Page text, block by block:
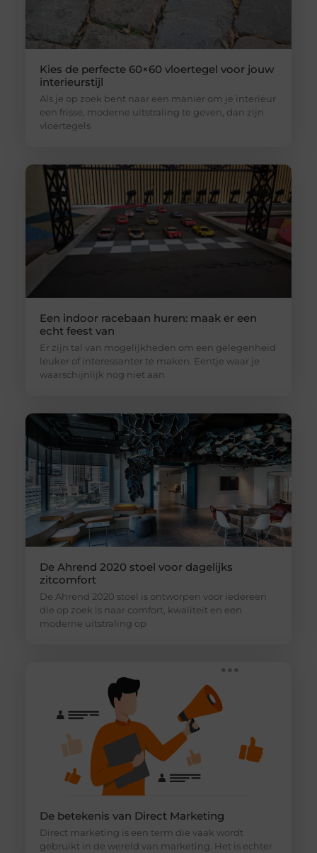
Kies de perfecte 60×60 vloertegel voor jouw
interieurstijl
Als je op zoek bent naar een manier om je interieur
een frisse, moderne uitstraling te geven, dan zijn
vloertegels
Een indoor racebaan huren: maak er een
echt feest van
Er zijn tal van mogelijkheden om een gelegenheid
leuker of interessanter te maken. Eentje waar je
waarschijnlijk nog niet aan
De Ahrend 2020 stoel voor dagelijks
zitcomfort
De Ahrend 2020 stoel is ontworpen voor iedereen
die op zoek is naar comfort, kwaliteit en een
moderne uitstraling op
De betekenis van Direct Marketing
Direct marketing is een term die vaak wordt
gebruikt in de wereld van marketing. Het is echter